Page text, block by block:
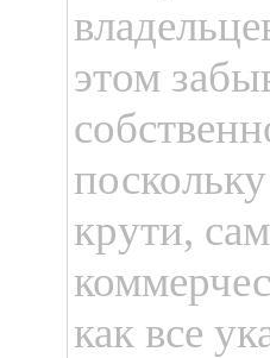
этом
крути,
как все